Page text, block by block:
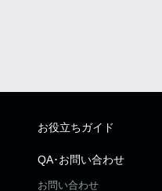
お役立ちガイド
QA･お問い合わせ
お問い合わせ